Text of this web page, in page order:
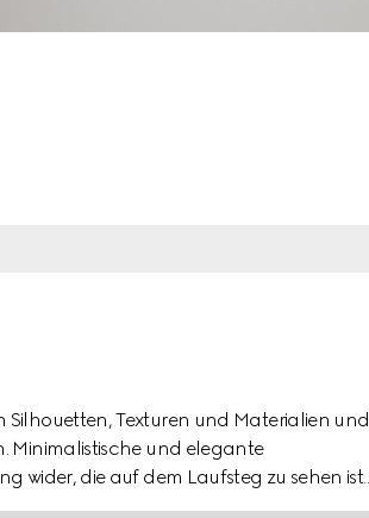
Texturen und Materialien und
Minimalistische und elegante
wider, die auf dem Laufsteg zu sehen ist.
Hauslogo definiert wird, ist so